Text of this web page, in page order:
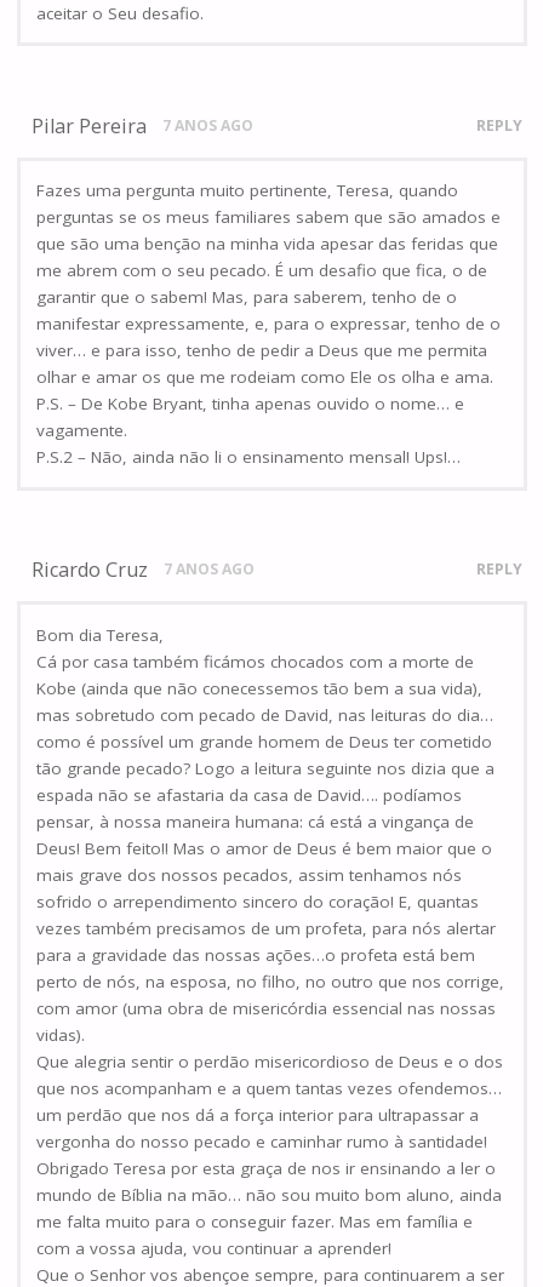
aceitar o Seu desafio.
Pilar Pereira 7 ANOS AGO REPLY
Fazes uma pergunta muito pertinente, Teresa, quando
perguntas se os meus familiares sabem que são amados e
que são uma benção na minha vida apesar das feridas que
me abrem com o seu pecado. É um desafio que fica, o de
garantir que o sabem! Mas, para saberem, tenho de o
manifestar expressamente, e, para o expressar, tenho de o
viver… e para isso, tenho de pedir a Deus que me permita
olhar e amar os que me rodeiam como Ele os olha e ama.
P.S. – De Kobe Bryant, tinha apenas ouvido o nome… e
vagamente.
P.S.2 – Não, ainda não li o ensinamento mensal! Ups!…
Ricardo Cruz 7 ANOS AGO REPLY
Bom dia Teresa,
Cá por casa também ficámos chocados com a morte de
Kobe (ainda que não conecessemos tão bem a sua vida),
mas sobretudo com pecado de David, nas leituras do dia…
como é possível um grande homem de Deus ter cometido
tão grande pecado? Logo a leitura seguinte nos dizia que a
espada não se afastaria da casa de David…. podíamos
pensar, à nossa maneira humana: cá está a vingança de
Deus! Bem feito!! Mas o amor de Deus é bem maior que o
mais grave dos nossos pecados, assim tenhamos nós
sofrido o arrependimento sincero do coração! E, quantas
vezes também precisamos de um profeta, para nós alertar
para a gravidade das nossas ações…o profeta está bem
perto de nós, na esposa, no filho, no outro que nos corrige,
com amor (uma obra de misericórdia essencial nas nossas
vidas).
Que alegria sentir o perdão misericordioso de Deus e o dos
que nos acompanham e a quem tantas vezes ofendemos…
um perdão que nos dá a força interior para ultrapassar a
vergonha do nosso pecado e caminhar rumo à santidade!
Obrigado Teresa por esta graça de nos ir ensinando a ler o
mundo de Bíblia na mão… não sou muito bom aluno, ainda
me falta muito para o conseguir fazer. Mas em família e
com a vossa ajuda, vou continuar a aprender!
Que o Senhor vos abençoe sempre, para continuarem a ser